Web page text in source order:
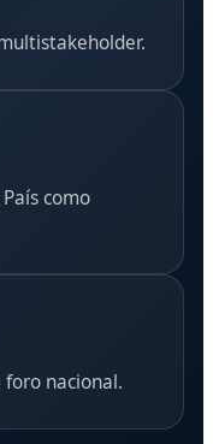
como
nacional.